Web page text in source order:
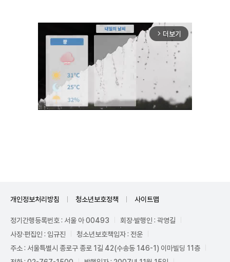
arrow_forward_ios 더보기
개인정보처리방침 청소년보호정책 사이트맵
정기간행등록번호 : 서울 아 00493
회장·발행인 : 곽영길
사장·편집인 : 임규진
청소년보호책임자 : 전운
주소 : 서울특별시 종로구 종로 1길 42(수송동 146-1) 이마빌딩 11층